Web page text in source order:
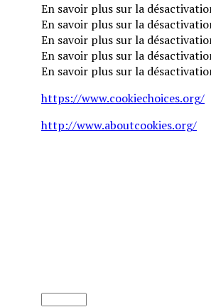
En savoir plus sur la
En savoir plus sur la
En savoir plus sur la
En savoir plus sur la
En savoir plus sur la
https://www.cookiechoices.org/
http://www.aboutcookies.org/